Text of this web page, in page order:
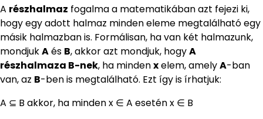
A részhalmaz fogalma a matematikában azt fejezi ki,
hogy egy adott halmaz minden eleme megtalálható egy
másik halmazban is. Formálisan, ha van két halmazunk,
mondjukAés B, akkor azt mondjuk, hogyA
részhalmaza B-nek, ha mindenxelem, amelyA-ban
van, az B-ben is megtalálható. Ezt így is írhatjuk:
A ⊆ B akkor, ha minden x ∈ A esetén x ∈ B